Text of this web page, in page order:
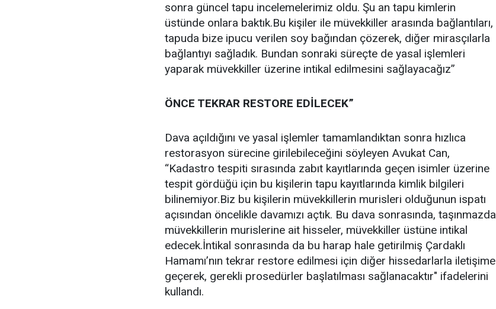
sonra güncel tapu incelemelerimiz oldu. Şu an tapu kimlerin
üstünde onlara baktık.Bu kişiler ile müvekkiller arasında bağlantıları,
tapuda bize ipucu verilen soy bağından çözerek, diğer mirasçılarla
bağlantıyı sağladık. Bundan sonraki süreçte de yasal işlemleri
yaparak müvekkiller üzerine intikal edilmesini sağlayacağız”
ÖNCE TEKRAR RESTORE EDİLECEK”
Dava açıldığını ve yasal işlemler tamamlandıktan sonra hızlıca
restorasyon sürecine girilebileceğini söyleyen Avukat Can,
“Kadastro tespiti sırasında zabıt kayıtlarında geçen isimler üzerine
tespit gördüğü için bu kişilerin tapu kayıtlarında kimlik bilgileri
bilinemiyor.Biz bu kişilerin müvekkillerin murisleri olduğunun ispatı
açısından öncelikle davamızı açtık. Bu dava sonrasında, taşınmazda
müvekkillerin murislerine ait hisseler, müvekkiller üstüne intikal
edecek.İntikal sonrasında da bu harap hale getirilmiş Çardaklı
Hamamı’nın tekrar restore edilmesi için diğer hissedarlarla iletişime
geçerek, gerekli prosedürler başlatılması sağlanacaktır" ifadelerini
kullandı.